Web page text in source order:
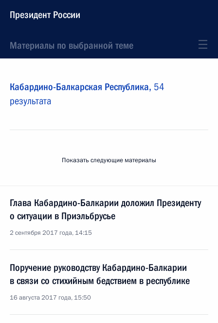
Президент России
Материалы по выбранной теме
Кабардино-Балкарская Республика, 54
результата
Показать следующие материалы
Глава Кабардино-Балкарии доложил Президенту
о ситуации в Приэльбрусье
2 сентября 2017 года, 14:15
Поручение руководству Кабардино-Балкарии
в связи со стихийным бедствием в республике
16 августа 2017 года, 15:50